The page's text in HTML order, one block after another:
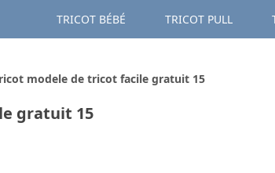
TRICOT BÉBÉ TRICOT PULL
modele de tricot facile gratuit 15
gratuit 15